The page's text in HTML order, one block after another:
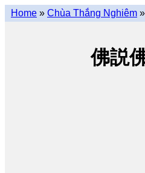
Home » Chùa Thắng Nghiêm »
佛説